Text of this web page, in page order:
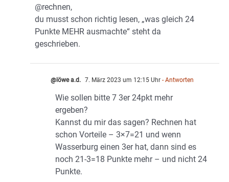
@rechnen,
du musst schon richtig lesen, „was gleich 24
Punkte MEHR ausmachte“ steht da
geschrieben.
@löwe a.d. 7. März 2023 um 12:15 Uhr - Antworten
Wie sollen bitte 7 3er 24pkt mehr
ergeben?
Kannst du mir das sagen? Rechnen hat
schon Vorteile – 3×7=21 und wenn
Wasserburg einen 3er hat, dann sind es
noch 21-3=18 Punkte mehr – und nicht 24
Punkte.